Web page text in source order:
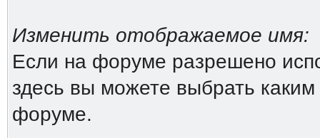
Изменить отображаемое имя:
Если на форуме разрешено
здесь вы можете выбрать
форуме.